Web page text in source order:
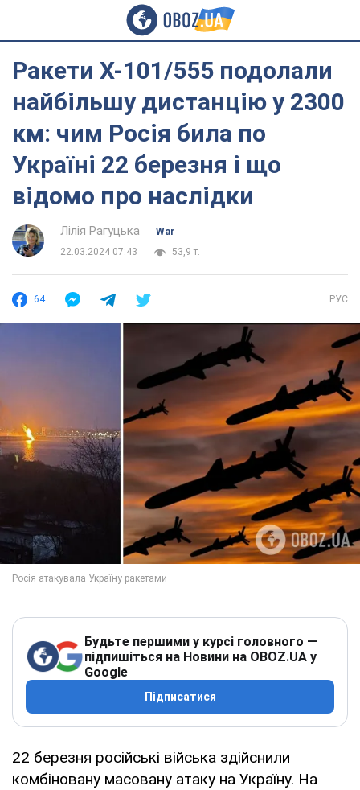
Ракети Х-101/555 подолали
найбільшу дистанцію у 2300
км: чим Росія била по
Україні 22 березня і що
відомо про наслідки
Лілія Рагуцька
War
22.03.2024 07:43
53,9 т.
64 РУС
Будьте першими у курсі головного —
підпишіться на Новини на OBOZ.UA у
Google
Підписатися
22 березня російські війська здійснили
комбіновану масовану атаку на Україну. На